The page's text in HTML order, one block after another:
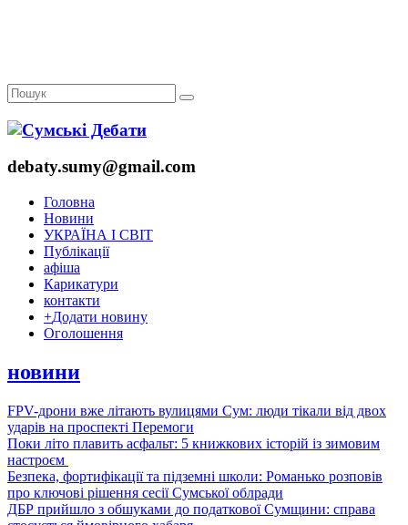
debaty.sumy@gmail.com
Головна
Новини
УКРАЇНА І СВІТ
Публікації
афіша
Карикатури
контакти
+Додати новину
Оголошення
новини
FPV-дрони вже літають вулицями Сум: люди тікали від двох
ударів на проспекті Перемоги
Поки літо плавить асфальт: 5 книжкових історій із зимовим
настроєм
Безпека, фортифікації та підземні школи: Романько розповів
про ключові рішення сесії Сумської облради
ДБР прийшло з обшуками до податкової Сумщини: справа